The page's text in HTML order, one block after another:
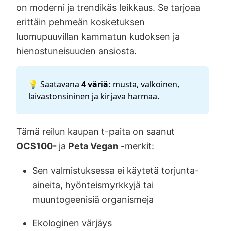
on moderni ja trendikäs leikkaus. Se tarjoaa
erittäin pehmeän kosketuksen
luomupuuvillan kammatun kudoksen ja
hienostuneisuuden ansiosta.
💡 Saatavana 4 väriä: musta, valkoinen,
laivastonsininen ja kirjava harmaa.
Tämä reilun kaupan t-paita on saanut
OCS100- ja Peta Vegan -merkit:
Sen valmistuksessa ei käytetä torjunta-
aineita, hyönteismyrkkyjä tai
muuntogeenisiä organismeja
Ekologinen värjäys